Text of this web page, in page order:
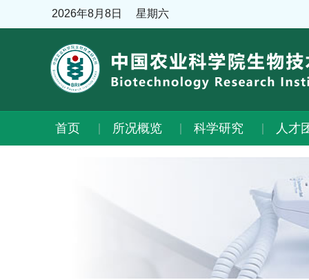
2026年8月8日 星期六
首页 所况概览 科学研究 人才